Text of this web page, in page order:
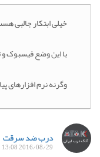
خیلی ابتکار جالبی
با این وضع فیسبوک
وگرنه نرم افزارهای
درب ضد سرقت
2016/08/29 13:08